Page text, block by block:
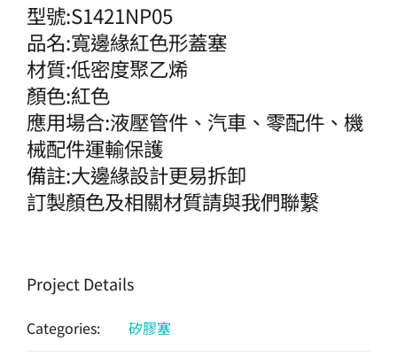
型號:S1421NP05
品名:寬邊緣紅色形蓋塞
材質:低密度聚乙烯
顏色:紅色
應用場合:液壓管件、汽車、零配件、機
械配件運輸保護
備註:大邊緣設計更易拆卸
訂製顏色及相關材質請與我們聯繋
Project Details
Categories: 矽膠塞